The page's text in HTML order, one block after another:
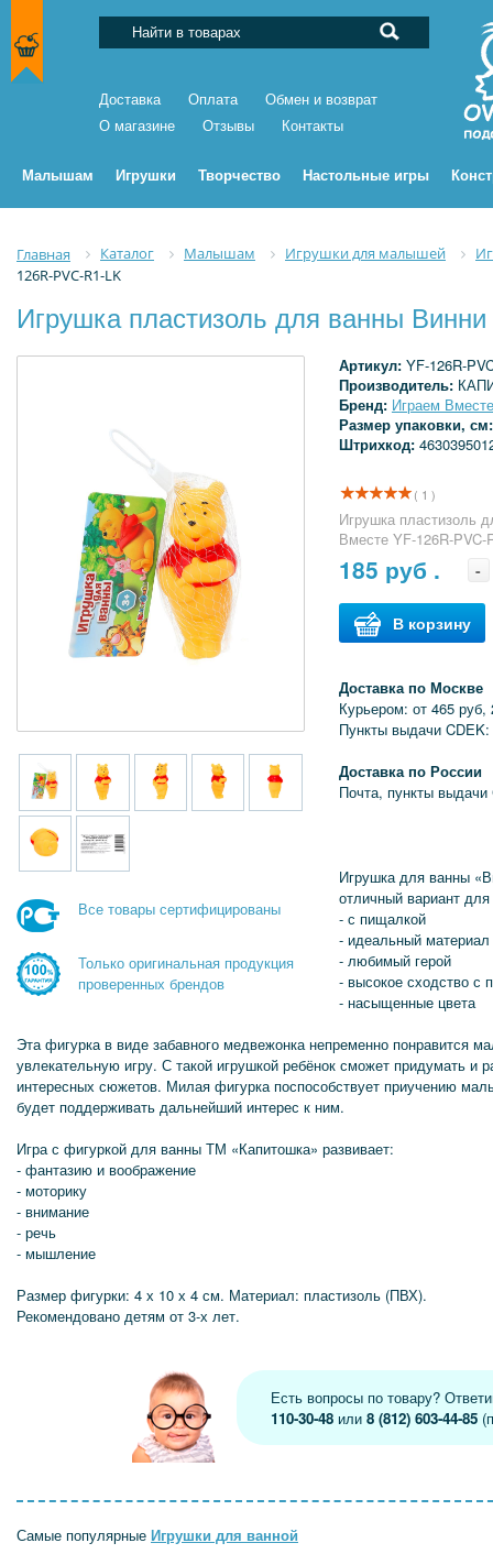
Доставка Оплата
Обмен и возврат
О магазине
Отзывы Контакты
Малышам Игрушки Творчество Настольные игры
Главная Каталог Малышам Игрушки для малышей
126R-PVC-R1-LK
Игрушка пластизоль для ванны
Все товары сертифицированы
Только оригинальная продукция
проверенных брендов
Артикул: YF-126R-
Производитель:
Бренд: Играем Вместе
Размер упаковки,
Штрихкод:
( 1 )
Игрушка пластизоль
Вместе YF-126R-PVC-
185 руб . -
В корзину
Доставка по Москве
Курьером: от 465 руб,
Пункты выдачи
Доставка по России
Почта, пункты выдачи
Игрушка для ванны
отличный вариант
- с пищалкой
- идеальный
- любимый герой
- высокое сходство с
- насыщенные цвета
Эта фигурка в виде забавного медвежонка непременно понравится
увлекательную игру. С такой игрушкой ребёнок сможет придумать и
интересных сюжетов. Милая фигурка поспособствует приучению
будет поддерживать дальнейший интерес к ним.
Игра с фигуркой для ванны ТМ «Капитошка» развивает:
- фантазию и воображение
- моторику
- внимание
- речь
- мышление
Размер фигурки: 4 х 10 х 4 см. Материал: пластизоль (ПВХ).
Рекомендовано детям от 3-х лет.
Есть вопросы по товару?
110-30-48 или8 (812) 603-44-85
Самые популярные Игрушки для ванной